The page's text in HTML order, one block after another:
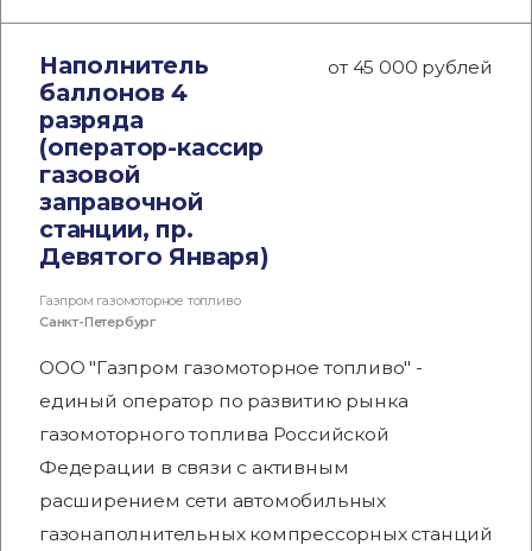
Наполнитель
баллонов 4
разряда
(оператор-кассир
газовой
заправочной
станции, пр.
Девятого Января)
от 45 000 рублей
Газпром газомоторное топливо
Санкт-Петербург
ООО "Газпром газомоторное топливо" -
единый оператор по развитию рынка
газомоторного топлива Российской
Федерации в связи с активным
расширением сети автомобильных
газонаполнительных компрессорных станций